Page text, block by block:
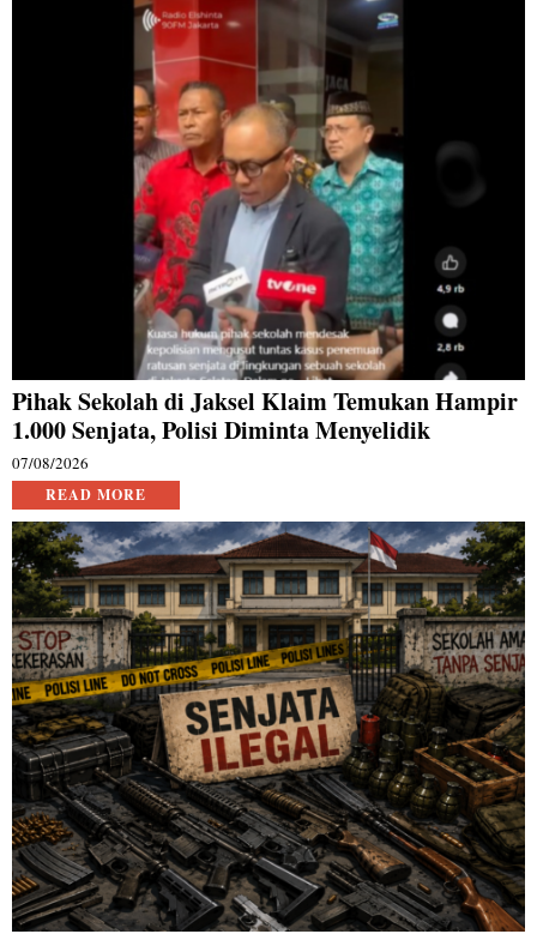
Pihak Sekolah di Jaksel Klaim Temukan Hampir
1.000 Senjata, Polisi Diminta Menyelidik
07/08/2026
READ MORE